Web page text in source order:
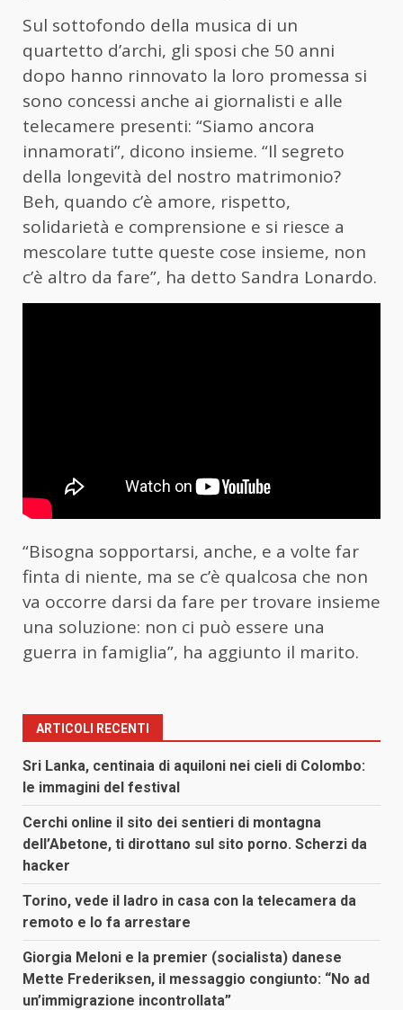
Sul sottofondo della musica di un
quartetto d’archi, gli sposi che 50 anni
dopo hanno rinnovato la loro promessa si
sono concessi anche ai giornalisti e alle
telecamere presenti: “Siamo ancora
innamorati”, dicono insieme. “Il segreto
della longevità del nostro matrimonio?
Beh, quando c’è amore, rispetto,
solidarietà e comprensione e si riesce a
mescolare tutte queste cose insieme, non
c’è altro da fare”, ha detto Sandra Lonardo.
“Bisogna sopportarsi, anche, e a volte far
finta di niente, ma se c’è qualcosa che non
va occorre darsi da fare per trovare insieme
una soluzione: non ci può essere una
guerra in famiglia”, ha aggiunto il marito.
ARTICOLI RECENTI
Sri Lanka, centinaia di aquiloni nei cieli di Colombo:
le immagini del festival
Cerchi online il sito dei sentieri di montagna
dell’Abetone, ti dirottano sul sito porno. Scherzi da
hacker
Torino, vede il ladro in casa con la telecamera da
remoto e lo fa arrestare
Giorgia Meloni e la premier (socialista) danese
Mette Frederiksen, il messaggio congiunto: “No ad
un’immigrazione incontrollata”